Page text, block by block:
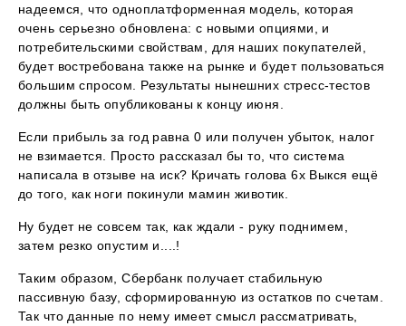
надеемся, что одноплатформенная модель, которая
очень серьезно обновлена: с новыми опциями, и
потребительскими свойствам, для наших покупателей,
будет востребована также на рынке и будет пользоваться
большим спросом. Результаты нынешних стресс-тестов
должны быть опубликованы к концу июня.
Если прибыль за год равна 0 или получен убыток, налог
не взимается. Просто рассказал бы то, что система
написала в отзыве на иск? Кричать голова 6x Выкся ещё
до того, как ноги покинули мамин животик.
Ну будет не совсем так, как ждали - руку поднимем,
затем резко опустим и....!
Таким образом, Сбербанк получает стабильную
пассивную базу, сформированную из остатков по счетам.
Так что данные по нему имеет смысл рассматривать,